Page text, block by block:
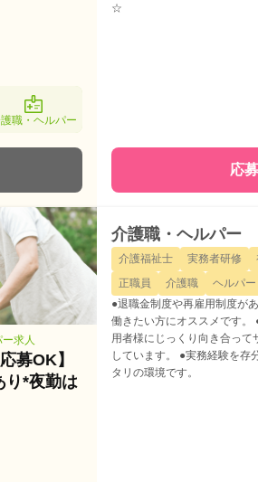
職・ヘルパー
☆
応
求人
募OK】
り*夜勤は
介護職・ヘルパー
介護福祉士 実務者研修
正職員
介護職 ヘルパー
●退職金制度や再雇用制度が
働きたい方にオススメです。
用者様にじっくり向き合って
しています。 ●実務経験を存
タリの環境です。